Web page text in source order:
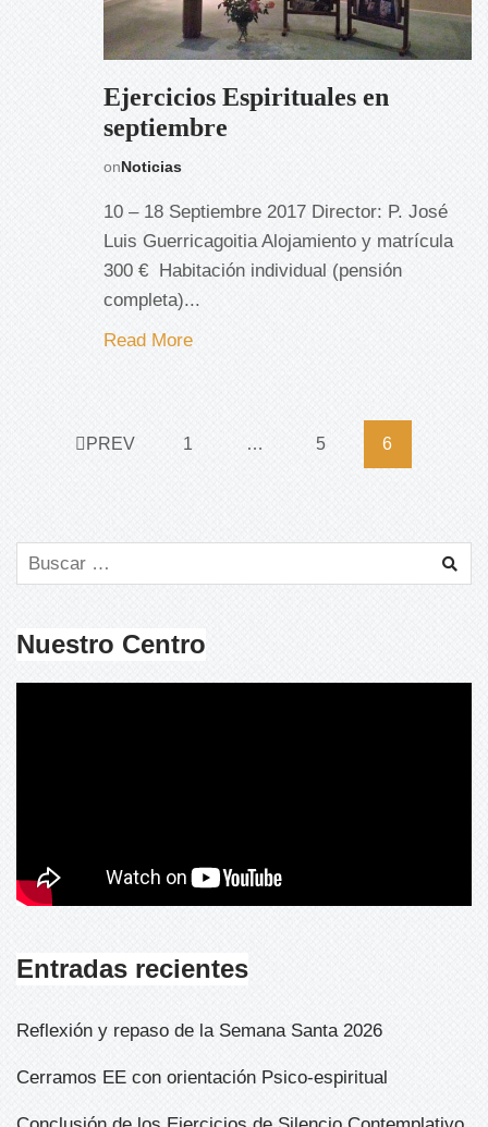
Ejercicios Espirituales en
septiembre
onNoticias
10 – 18 Septiembre 2017 Director: P. José
Luis Guerricagoitia Alojamiento y matrícula
300 € ​ Habitación individual (pensión
completa)...
Read More
PREV 1 … 5 6
Nuestro Centro
Entradas recientes
Reflexión y repaso de la Semana Santa 2026
Cerramos EE con orientación Psico-espiritual